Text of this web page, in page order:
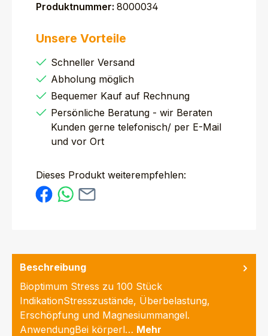
Produktnummer: 8000034
Unsere Vorteile
Schneller Versand
Abholung möglich
Bequemer Kauf auf Rechnung
Persönliche Beratung - wir Beraten
Kunden gerne telefonisch/ per E-Mail
und vor Ort
Dieses Produkt weiterempfehlen:
Beschreibung
Bioptimum Stress zu 100 Stück
IndikationStresszustände, Überbelastung,
Erschöpfung und Magnesiummangel.
AnwendungBei körperl… Mehr